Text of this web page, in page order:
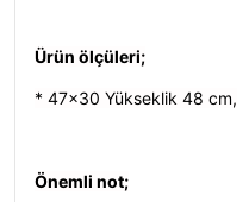
Ürün ölçüleri;
* 47x30 Yükseklik 48 cm,
Önemli not;